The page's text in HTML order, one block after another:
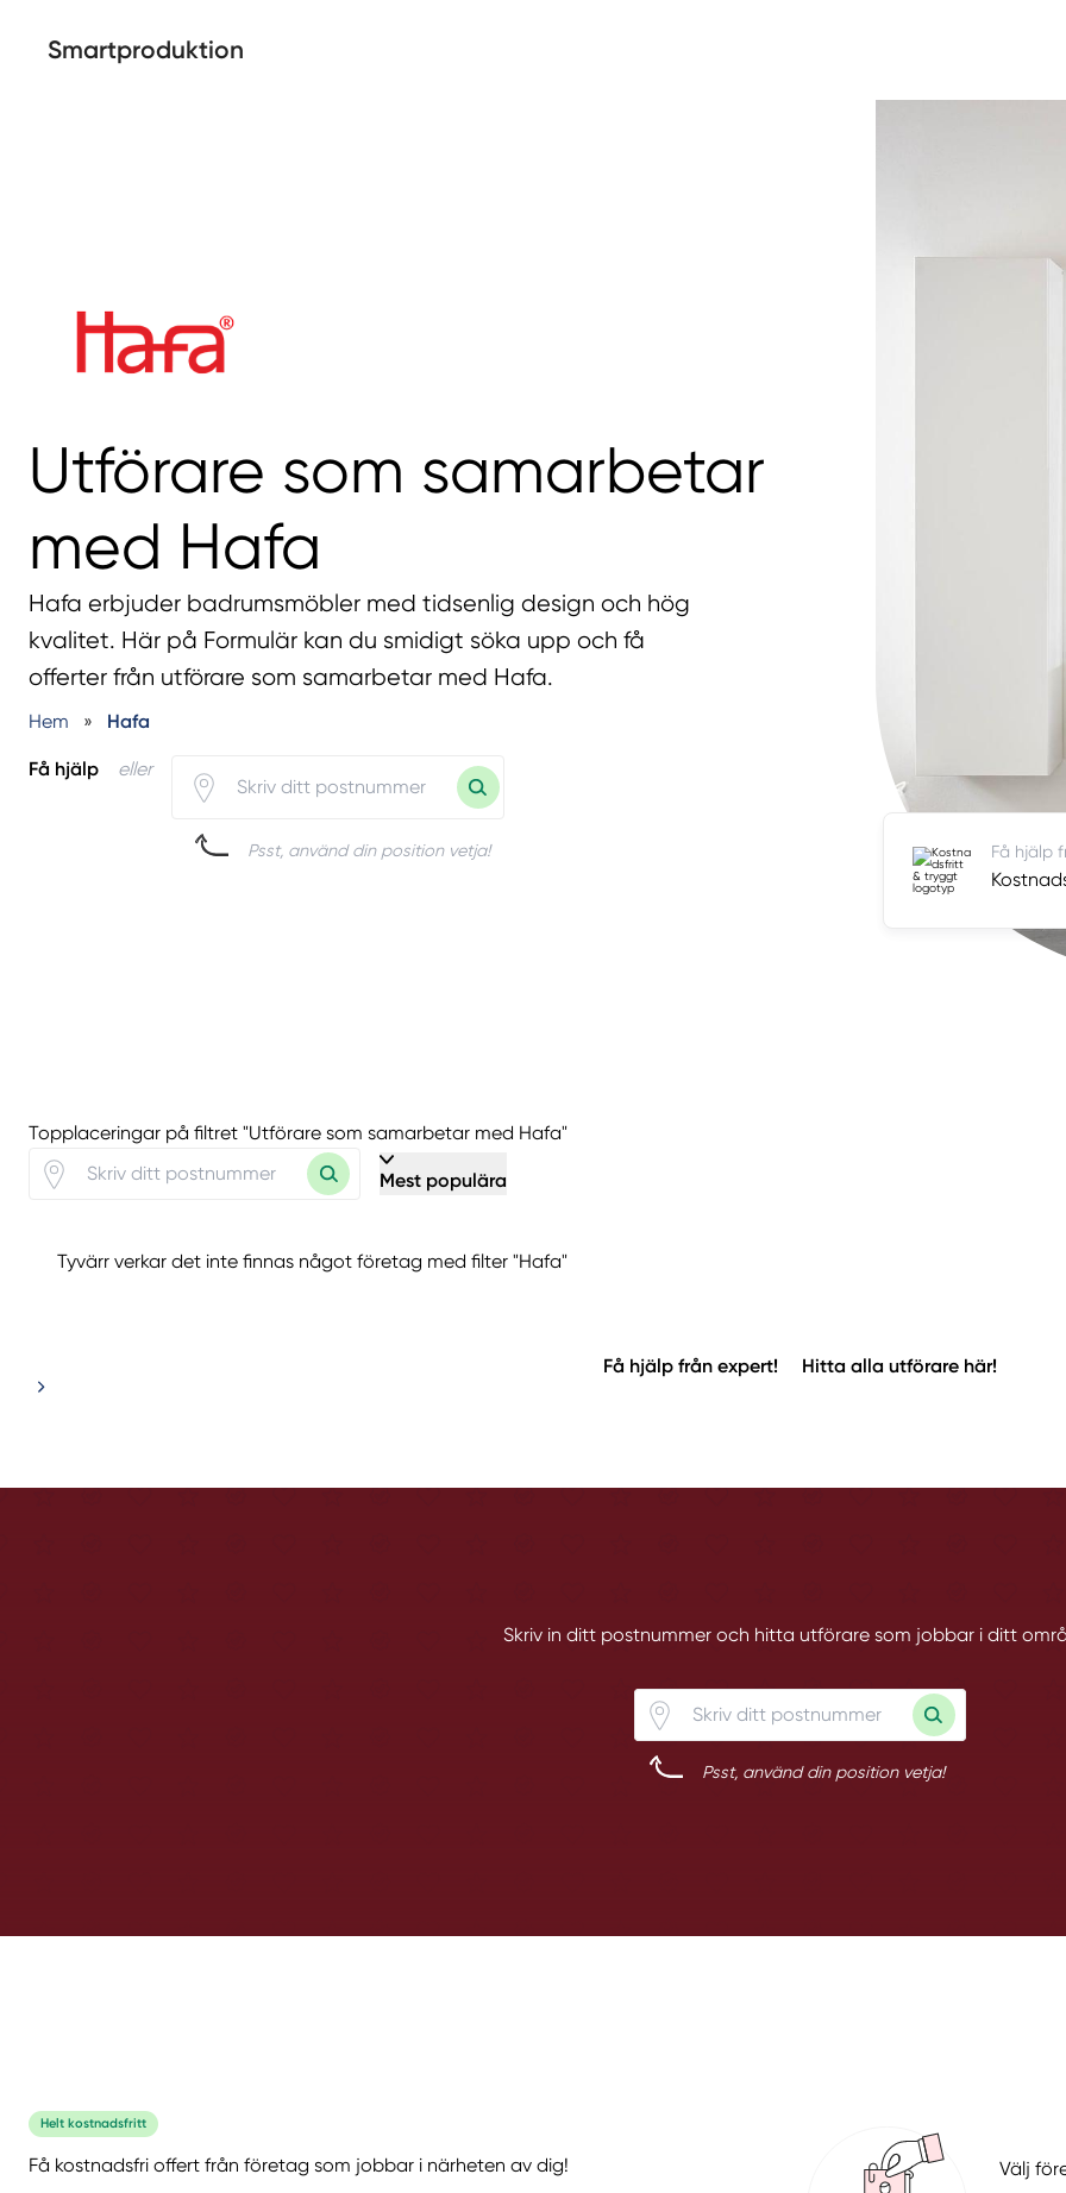
Smartproduktion
Utförare som samarbetar
med Hafa
Hafa erbjuder badrumsmöbler med tidsenlig design och hög
kvalitet. Här på Formulär kan du smidigt söka upp och få
offerter från utförare som samarbetar med Hafa.
Hem » Hafa
Få hjälp eller
Psst, använd din position vetja! Få hjälp
Topplaceringar på filtret "Utförare som samarbetar med Hafa"
Mest populära
Tyvärr verkar det inte finnas något företag med filter "Hafa"
Få hjälp från expert! Hitta alla utförare här!
Skriv in ditt postnummer och hitta utförare som jobbar i ditt
Psst, använd din position vetja!
Helt kostnadsfritt
Få kostnadsfri offert från företag som jobbar i närheten av dig! Välj